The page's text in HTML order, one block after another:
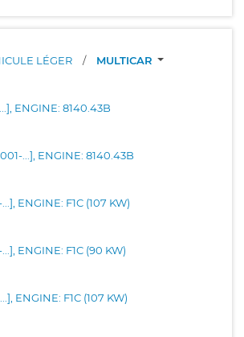
LÉGER / MULTICAR
ENGINE: 8140.43B
...], ENGINE: 8140.43B
ENGINE: F1C (107 KW)
ENGINE: F1C (90 KW)
ENGINE: F1C (107 KW)